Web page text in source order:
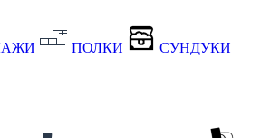
ПОЛКИ СУНДУКИ